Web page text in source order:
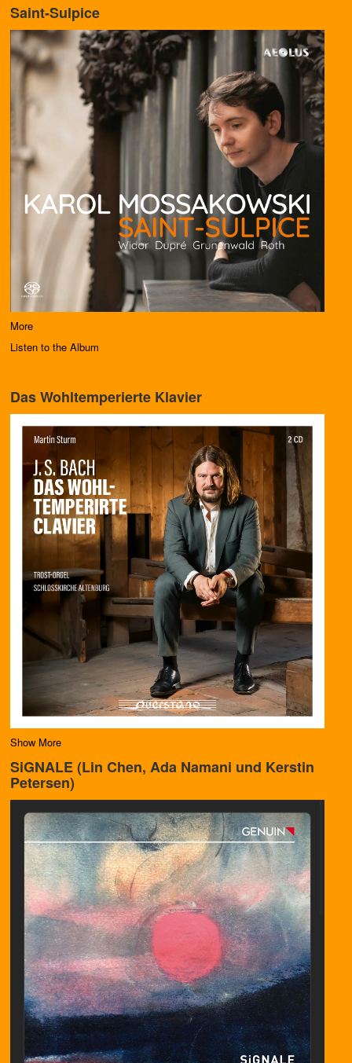
Saint-Sulpice
More
Listen to the Album
Das Wohltemperierte Klavier
Show More
SiGNALE (Lin Chen, Ada Namani und Kerstin
Petersen)